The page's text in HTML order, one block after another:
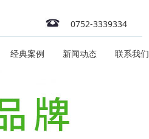
0752-3339334
经典案例 新闻动态 联系我们